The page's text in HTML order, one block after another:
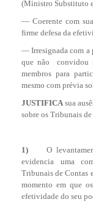
(Ministro Substituto
— Coerente com
firme defesa da
— Irresignada com a
que não convidou
membros para
mesmo com prévia
JUSTIFICA sua
sobre os Tribunais
1) O
evidencia uma
Tribunais de Contas
momento em que
efetividade do seu